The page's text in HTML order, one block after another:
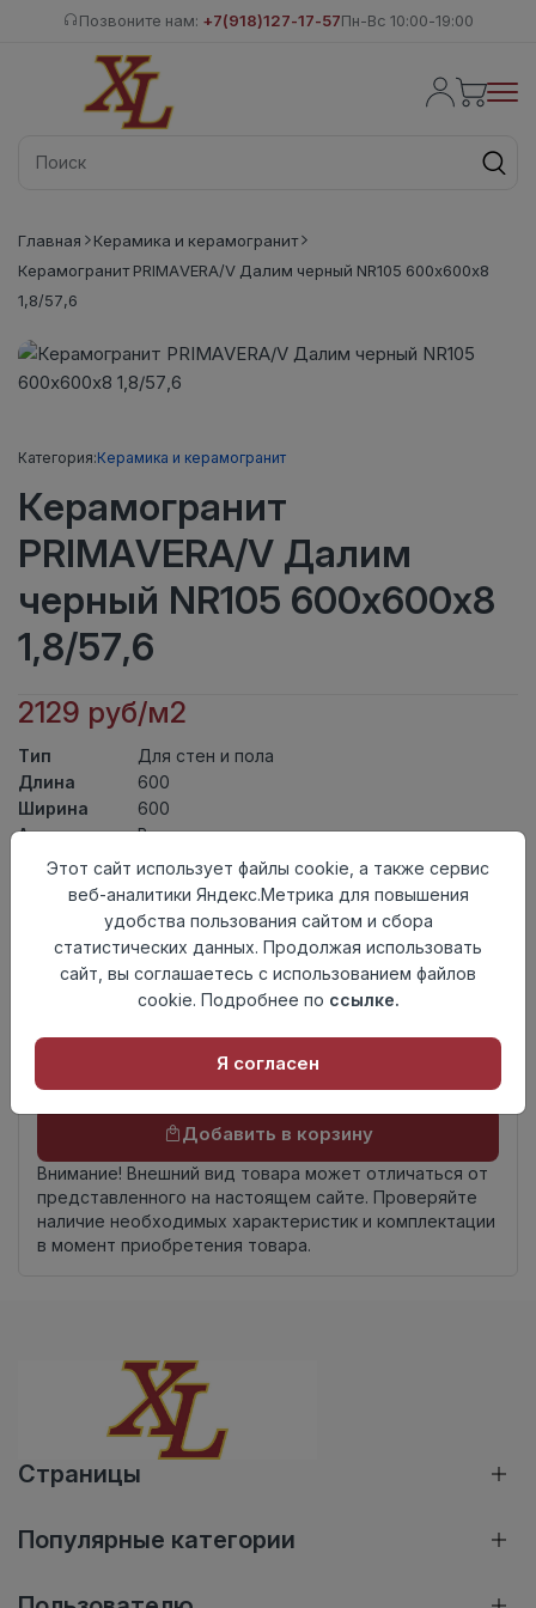
Позвоните нам: +7(918)127-17-57Пн-Вс 10:00-19:00
Главная
Керамика и керамогранит
Керамогранит PRIMAVERA/V Далим черный NR105 600х600х8
1,8/57,6
Категория:Керамика и керамогранит
Керамогранит
PRIMAVERA/V Далим
черный NR105 600х600х8
1,8/57,6
2129 руб/м2
Тип
Для стен и пола
Длина
600
Ширина
600
АктуальностьВыведен из ассортимента
Товарная
группа
Керамогранит
8
Поверхность матовая
Страна
происхождения
Россия
комплекта
Осталось823 шт
Добавить в корзину
Внимание! Внешний вид товара может отличаться от
представленного на настоящем сайте. Проверяйте
наличие необходимых характеристик и комплектации
в момент приобретения товара.
Страницы
Популярные категории
Этот сайт использует файлы cookie, а также сервис
веб-аналитики Яндекс.Метрика для повышения
удобства пользования сайтом и сбора
статистических данных. Продолжая использовать
сайт, вы соглашаетесь с использованием файлов
cookie. Подробнее по ссылке.
Я согласен